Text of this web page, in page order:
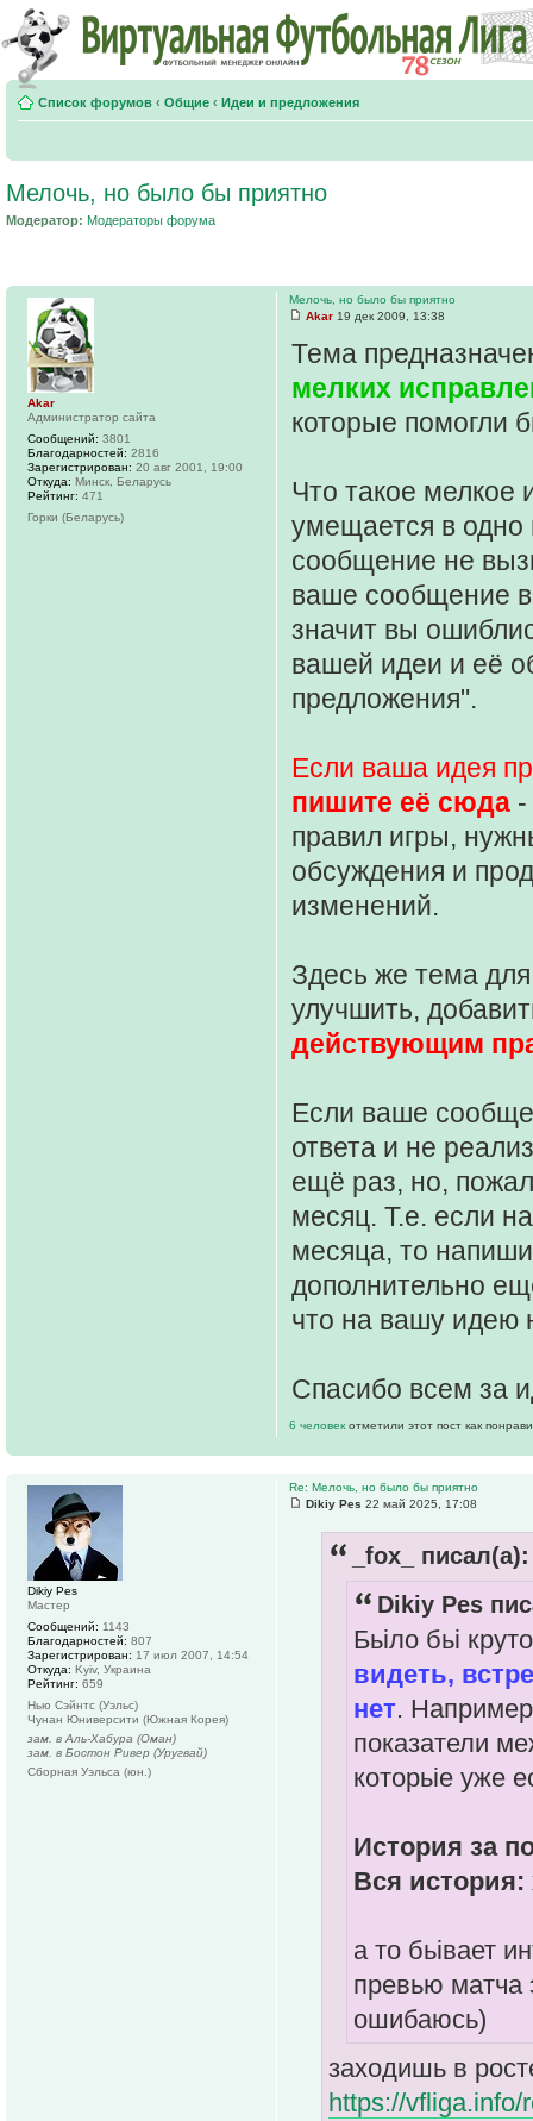
Список форумов ‹ Общие ‹ Идеи и предложения
Мелочь, но было бы приятно
Модератор: Модераторы форума
Мелочь, но было бы приятно
Akar 19 дек 2009, 13:38
Тема
мелких
которые помогли
Что такое мелкое
умещается в
сообщение не
ваше сообщение
значит вы
вашей идеи и её
предложения".
Если ваша идея
пишите её сюда
правил игры,
обсуждения и
изменений.
Здесь же тема
улучшить,
действующим
Если ваше
ответа и не
ещё раз, но,
месяц. Т.е. если
месяца, то
дополнительно
что на вашу идею
Спасибо всем за
6 человек отметили этот пост как
Akar
Администратор сайта
Сообщений: 3801
Благодарностей: 2816
Зарегистрирован: 20 авг 2001, 19:00
Откуда: Минск, Беларусь
Рейтинг: 471
Горки (Беларусь)
Re: Мелочь, но было бы приятно
Dikiy Pes 22 май 2025, 17:08
_fox_ писал(а):
Dikiy Pes
Бьіло бьі
видеть,
нет.
показатели
которьіе уже
История за
Вся история:
а то бьівает
превью матча
ошибаюсь)
заходишь в
https://vfliga.info/
Dikiy Pes
Мастер
Сообщений: 1143
Благодарностей: 807
Зарегистрирован: 17 июл 2007, 14:54
Откуда: Kyiv, Украина
Рейтинг: 659
Нью Сэйнтс (Уэльс)
Чунан Юниверсити (Южная Корея)
зам. в Аль-Хабура (Оман)
зам. в Бостон Ривер (Уругвай)
Сборная Уэльса (юн.)